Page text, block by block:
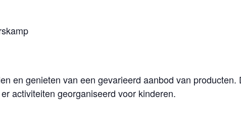
en genieten van een gevarieerd aanbod van producten.
activiteiten georganiseerd voor kinderen.